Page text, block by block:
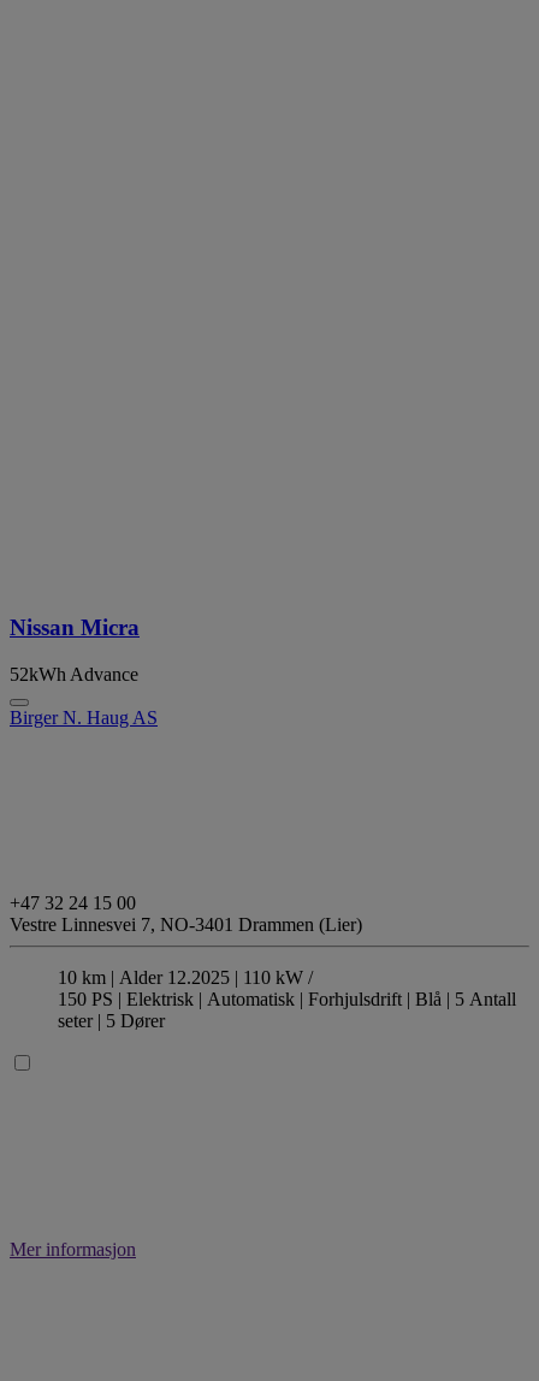
Nissan Micra
52kWh Advance
Birger N. Haug AS
+47 32 24 15 00
Vestre Linnesvei 7, NO-3401 Drammen (Lier)
10 km | Alder 12.2025 | 110 kW /
150 PS | Elektrisk | Automatisk | Forhjulsdrift | Blå | 5 Antall
seter| 5 Dører
Mer informasjon